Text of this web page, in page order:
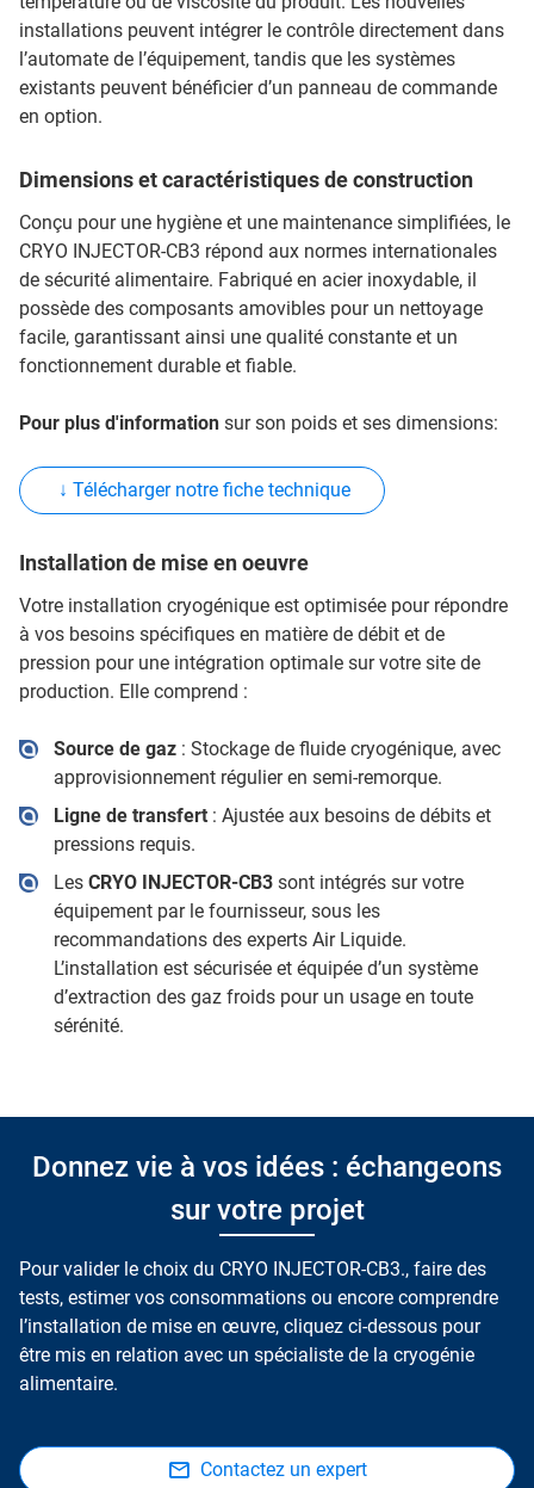
installations peuvent intégrer le contrôle directement dans
l’automate de l’équipement, tandis que les systèmes
existants peuvent bénéficier d’un panneau de commande
en option.
Dimensions et caractéristiques de construction
Conçu pour une hygiène et une maintenance simplifiées, le
CRYO INJECTOR-CB3 répond aux normes internationales
de sécurité alimentaire. Fabriqué en acier inoxydable, il
possède des composants amovibles pour un nettoyage
facile, garantissant ainsi une qualité constante et un
fonctionnement durable et fiable.
Pour plus d'information sur son poids et ses dimensions:
↓ Télécharger notre fiche technique
Installation de mise en oeuvre
Votre installation cryogénique est optimisée pour répondre
à vos besoins spécifiques en matière de débit et de
pression pour une intégration optimale sur votre site de
production. Elle comprend :
Source de gaz: Stockage de fluide cryogénique, avec
approvisionnement régulier en semi-remorque.
Ligne de transfert: Ajustée aux besoins de débits et
pressions requis.
Les CRYO INJECTOR-CB3sont intégrés sur votre
équipement par le fournisseur, sous les
recommandations des experts Air Liquide.
L’installation est sécurisée et équipée d’un système
d’extraction des gaz froids pour un usage en toute
sérénité.
Donnez vie à vos idées : échangeons
sur votre projet
Pour valider le choix du CRYO INJECTOR-CB3., faire des
tests, estimer vos consommations ou encore comprendre
l’installation de mise en œuvre, cliquez ci-dessous pour
être mis en relation avec un spécialiste de la cryogénie
alimentaire.
Contactez un expert